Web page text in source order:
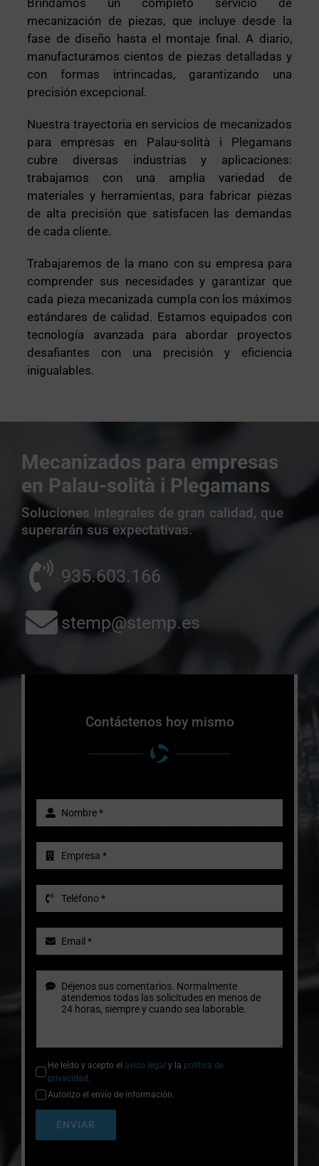
mecanización de piezas, que incluye desde la
fase de diseño hasta el montaje final. A diario,
manufacturamos cientos de piezas detalladas y
con formas intrincadas, garantizando una
precisión excepcional.
Nuestra trayectoria en servicios de mecanizados
para empresas en Palau-solità i Plegamans
cubre diversas industrias y aplicaciones:
trabajamos con una amplia variedad de
materiales y herramientas, para fabricar piezas
de alta precisión que satisfacen las demandas
de cada cliente.
Trabajaremos de la mano con su empresa para
comprender sus necesidades y garantizar que
cada pieza mecanizada cumpla con los máximos
estándares de calidad. Estamos equipados con
tecnología avanzada para abordar proyectos
desafiantes con una precisión y eficiencia
inigualables.
Mecanizados para empresas
en Palau-solità i Plegamans
Soluciones integrales de gran calidad, que
superarán sus expectativas.
935.603.166
stemp@stemp.es
Contáctenos hoy mismo
He leído y acepto el aviso legal y la política de
privacidad .
Autorizo el envío de información.
ENVIAR